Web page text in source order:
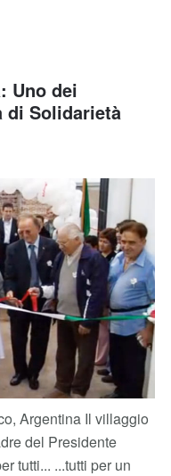
Uno dei
Solidarietà
Argentina Il villaggio
del Presidente
tutti... ...tutti per un